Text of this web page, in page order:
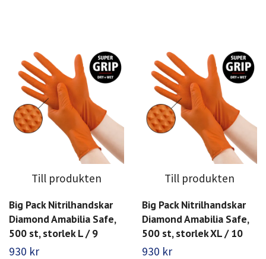
Till produkten
Big Pack Nitrilhandskar
Diamond Amabilia Safe,
500 st, storlek L / 9
930 kr
Till produkten
Big Pack Nitrilhandskar
Diamond Amabilia Safe,
500 st, storlek XL / 10
930 kr